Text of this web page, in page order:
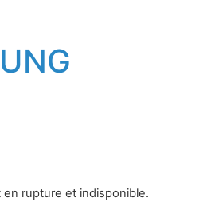
rupture et indisponible.